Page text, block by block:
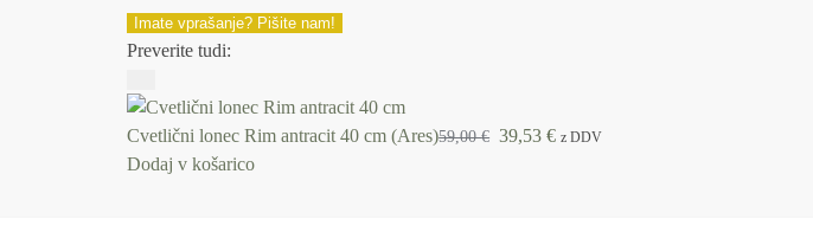
Imate vprašanje? Pišite nam!
Preverite tudi:
Cvetlični lonec Rim antracit 40 cm (Ares)59,00€ 39,53€ z DDV
Dodaj v košarico